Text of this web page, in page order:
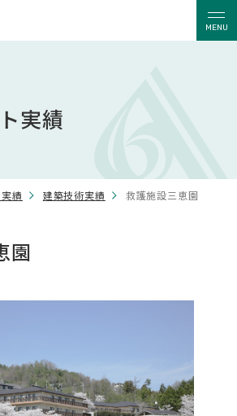
MENU
実績
績 建築技術実績 救護施設三恵園
園